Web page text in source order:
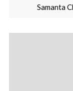
Samanta